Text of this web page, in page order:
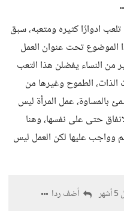
ادوارًا كثيره ومتعبه، سبق
تحت عنوان العمل
من النساء يفضلن هذا التعب
الذات، الطموح وغيرها من
بالمساوة، عمل المرأة ليس
حتى على نفسها، وهنا
وواجب عليها لكن العمل ليس
أضف ردا